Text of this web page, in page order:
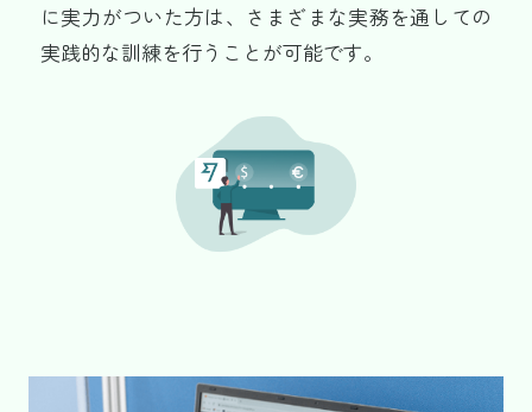
に実力がついた方は、さまざまな実務を通しての
実践的な訓練を行うことが可能です。